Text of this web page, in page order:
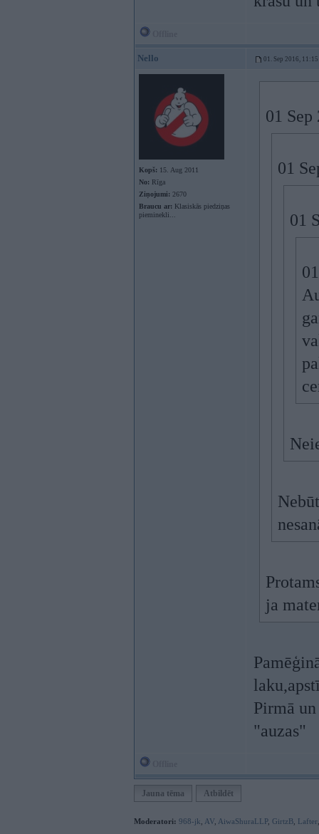
Nello 01. Sep 2016, 11:15
Kopš: 15. Aug 2011
No: Rīga
Ziņojumi: 2670
Braucu ar: Klasiskās piedziņas
pieminekli...
01
01
01
ja
Pirmā
"auzas"
Jauna tēma Atbildēt
Moderatori: 968-jk AV AiwaShuraLLP, GirtzB Lafter